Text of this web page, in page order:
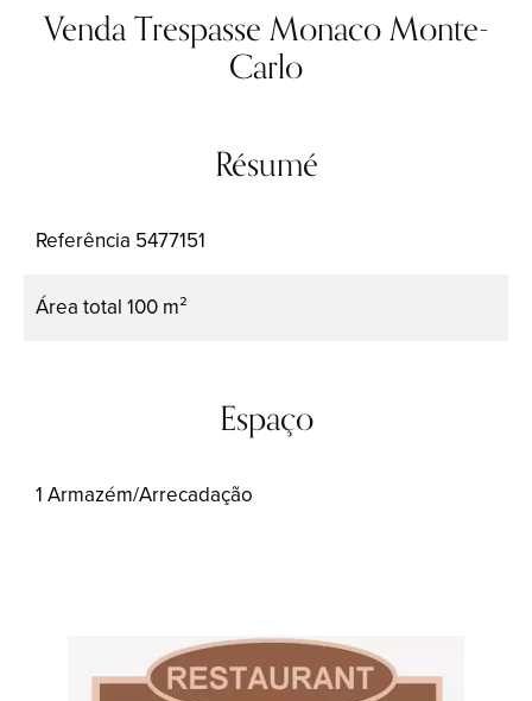
Venda Trespasse Monaco Monte-
Carlo
Résumé
Referência 5477151
Área total 100 m²
Espaço
1 Armazém/Arrecadação